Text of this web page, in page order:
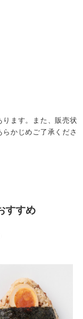
ます。また、販売状
かじめご了承くださ
すすめ